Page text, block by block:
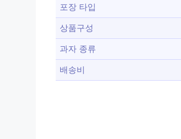
포장 타입
상품구성
과자 종류
배송비